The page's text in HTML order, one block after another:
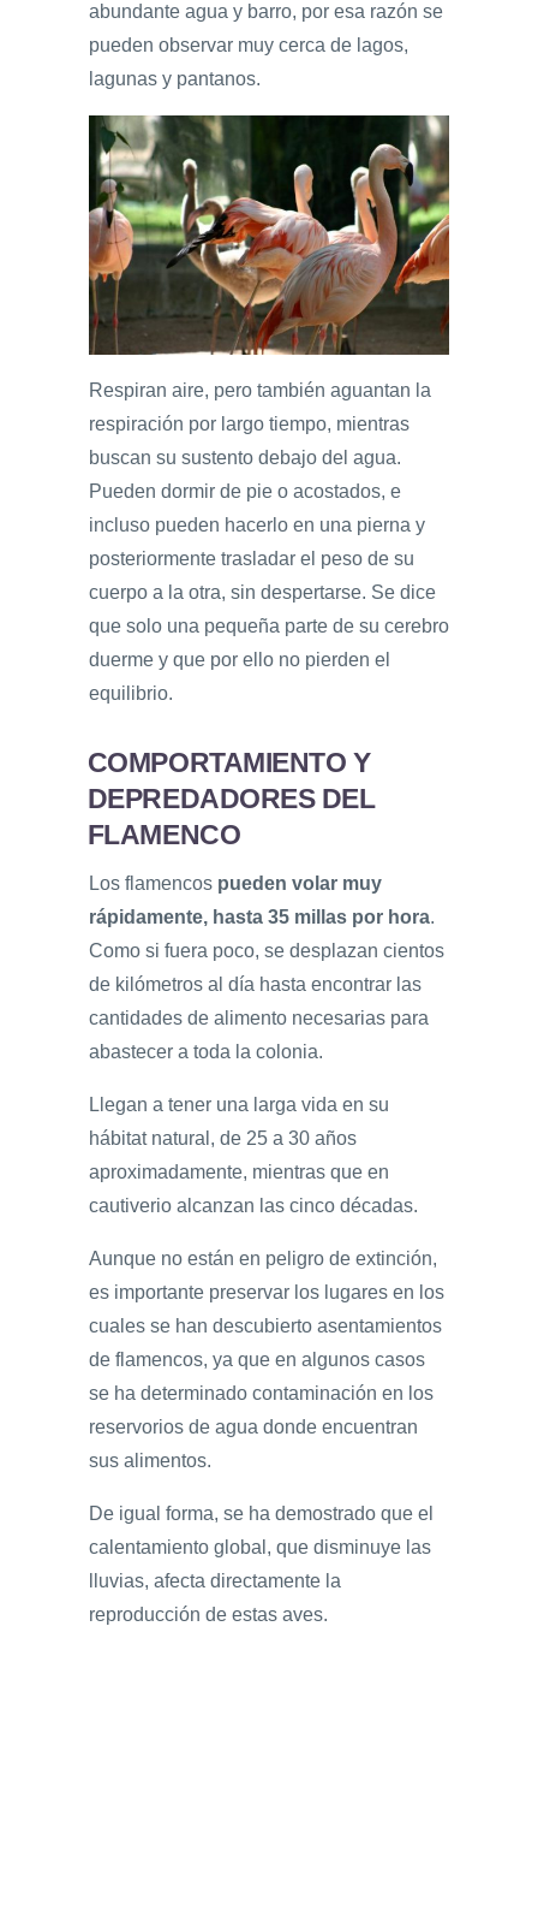
abundante agua y barro, por esa razón se
pueden observar muy cerca de lagos,
lagunas y pantanos.
Respiran aire, pero también aguantan la
respiración por largo tiempo, mientras
buscan su sustento debajo del agua.
Pueden dormir de pie o acostados, e
incluso pueden hacerlo en una pierna y
posteriormente trasladar el peso de su
cuerpo a la otra, sin despertarse. Se dice
que solo una pequeña parte de su cerebro
duerme y que por ello no pierden el
equilibrio.
COMPORTAMIENTO Y
DEPREDADORES DEL
FLAMENCO
Los flamencos pueden volar muy
rápidamente, hasta 35 millas por hora.
Como si fuera poco, se desplazan cientos
de kilómetros al día hasta encontrar las
cantidades de alimento necesarias para
abastecer a toda la colonia.
Llegan a tener una larga vida en su
hábitat natural, de 25 a 30 años
aproximadamente, mientras que en
cautiverio alcanzan las cinco décadas.
Aunque no están en peligro de extinción,
es importante preservar los lugares en los
cuales se han descubierto asentamientos
de flamencos, ya que en algunos casos
se ha determinado contaminación en los
reservorios de agua donde encuentran
sus alimentos.
De igual forma, se ha demostrado que el
calentamiento global, que disminuye las
lluvias, afecta directamente la
reproducción de estas aves.